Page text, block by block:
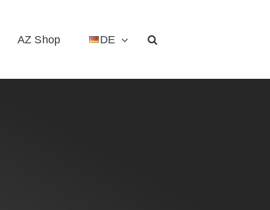
AZ Shop DE